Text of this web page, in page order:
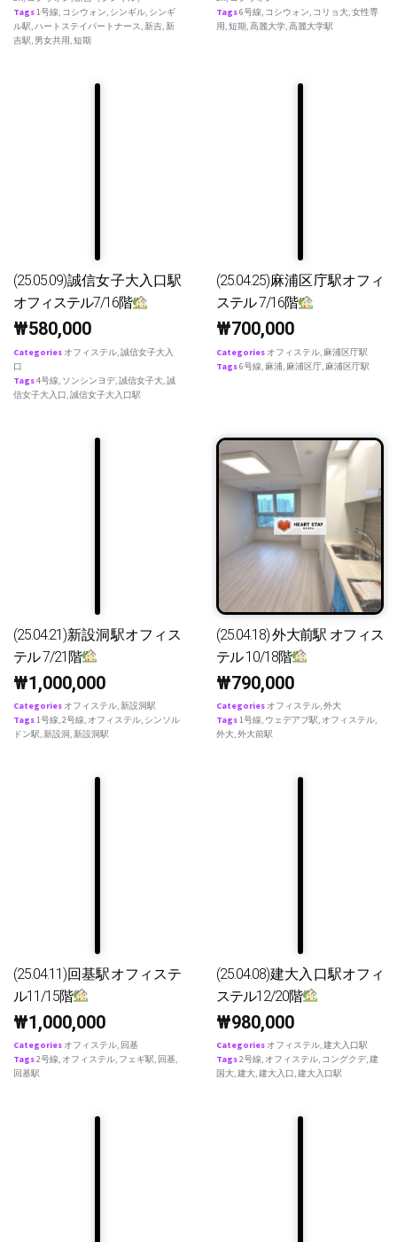
Tags1号線, コシウォン, シンギル, シンギ
ル駅,ハートステイパートナース,新吉,新
吉駅, 男女共用,短期
Tags6号線, コシウォン, コリョ大,女性専
用,短期,高麗大学,高麗大学駅
(25.05.09)誠信女子大入口駅
オフィステル7/16階
₩580,000
Categories オフィステル 誠信女子大入
口
Tags4号線 ソンシンヨデ 誠信女子大 誠
信女子大入口 誠信女子大入口駅
(25.04.25)麻浦区庁駅オフィ
ステル 7/16階
₩700,000
Categories オフィステル 麻浦区庁駅
Tags6号線 麻浦 麻浦区庁 麻浦区庁駅
(25.04.21)新設洞駅オフィス
テル 7/21階
₩1,000,000
Categories オフィステル,新設洞駅
Tags1号線,2号線, オフィステル, シンソル
ドン駅,新設洞,新設洞駅
(25.04.18) 外大前駅 オフィス
テル 10/18階
₩790,000
Categories オフィステル,外大
Tags1号線, ウェデアプ駅, オフィステル,
外大,外大前駅
(25.04.11)回基駅オフィステ
ル11/15階
₩1,000,000
Categories オフィステル, 回基
Tags2号線, オフィステル, フェギ駅, 回基,
回基駅
(25.04.08)建大入口駅オフィ
ステル12/20階
₩980,000
Categories オフィステル,建大入口駅
Tags2号線, オフィステル, コングクデ,建
国大,建大,建大入口,建大入口駅